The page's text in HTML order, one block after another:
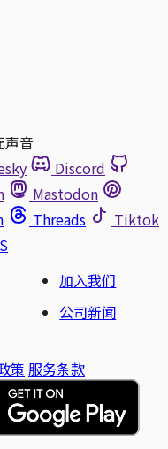
声音
Discord
Mastodon
Threads
Tiktok
加入我们
公司新闻
策 服务条款